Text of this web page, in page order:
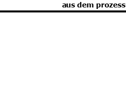
aus dem prozess